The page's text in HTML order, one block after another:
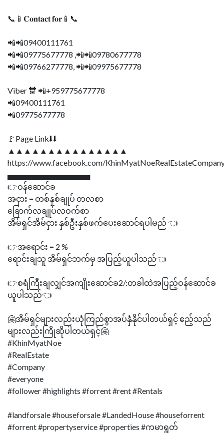
📞📱𝐂𝐨𝐧𝐭𝐚𝐜𝐭 𝐟𝐨𝐫📱📞
📲📲09400111761
📲📲09775677778 ,📲📲09780677778
📲📲09766277778, 📲📲09975677778
Viber 🔛 📲+959775677778
📲09400111761
📲09775677778
🚩Page Link⬇⬇
▲▲▲▲▲▲▲▲▲▲▲▲▲▲▲
https://www.facebook.com/
▄▄▄▄▄▄▄▄▄▄▄▄▄▄▄
👉ဝန်ဆောင်ခ
အငှား = တစ်နှစ်ချုပ် တလစာ
ခြောက်လချုပ်လဝက်စာ
အိမ်ရှင်အိမ်ငှား နှစ်ဦးနှစ်ဖက်ပေးဆောင်ရပါမည် 👈
👉အရောင်း = 2 %
ရောင်းချသူ အိမ်ရှင်ဘက်မှ အပြည့်ယူပါသည်👈
👉စရံကြီးချလျှင်အကျိုးဆောင်ခ2/:တခါထဲအပြည့်ဝန်ဆောင်ခ
ယူပါသည်👈
🤗အိမ်ရှင်များလည်းယုံကြည်စွာအပ်နှံနိုင်ပါတယ်ရှင့် ဧည့်သည်
များလည်းကြိုဆိုပါတယ်ရှင့်🤗
#KhinMyatNoe
#RealEstate
#Company
#everyone
#follower #highlights #forrent #rent #Rentals
#landforsale #houseforsale #LandedHouse #houseforrent
#forrent #propertyservice #properties #ကမာရွတ်